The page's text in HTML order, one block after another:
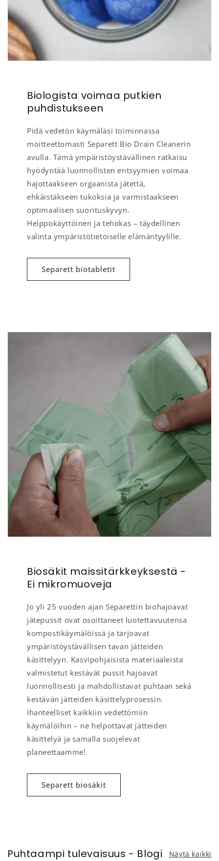
Biologista voimaa putkien
puhdistukseen
Pidä vedetön käymäläsi toiminnassa
moitteettomasti Separett Bio Drain Cleanerin
avulla. Tämä ympäristöystävällinen ratkaisu
hyödyntää luonnollisten entsyymien voimaa
hajottaakseen orgaanista jätettä,
ehkäistäkseen tukoksia ja varmistaakseen
optimaalisen suorituskyvyn.
Helppokäyttöinen ja tehokas – täydellinen
valinta ympäristötietoiselle elämäntyylille.
Separett biotabletit
Biosäkit maissitärkkeyksestä -
Ei mikromuoveja
Jo yli 25 vuoden ajan Separettin biohajoavat
jätepussit ovat osoittaneet luotettavuutensa
kompostikäymälöissä ja tarjoavat
ympäristöystävällisen tavan jätteiden
käsittelyyn. Kasvipohjaisista materiaaleista
valmistetut kestävät pussit hajoavat
luonnollisesti ja mahdollistavat puhtaan sekä
kestävän jätteiden käsittelyprosessin.
Ihanteelliset kaikkiin vedettömiin
käymälöihin – ne helpottavat jätteiden
käsittelyä ja samalla suojelevat
planeettaamme!
Separett biosäkit
Puhtaampi tulevaisuus - Blogi Näytä kaikki